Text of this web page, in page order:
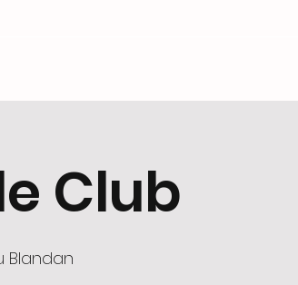
Club
Blandan